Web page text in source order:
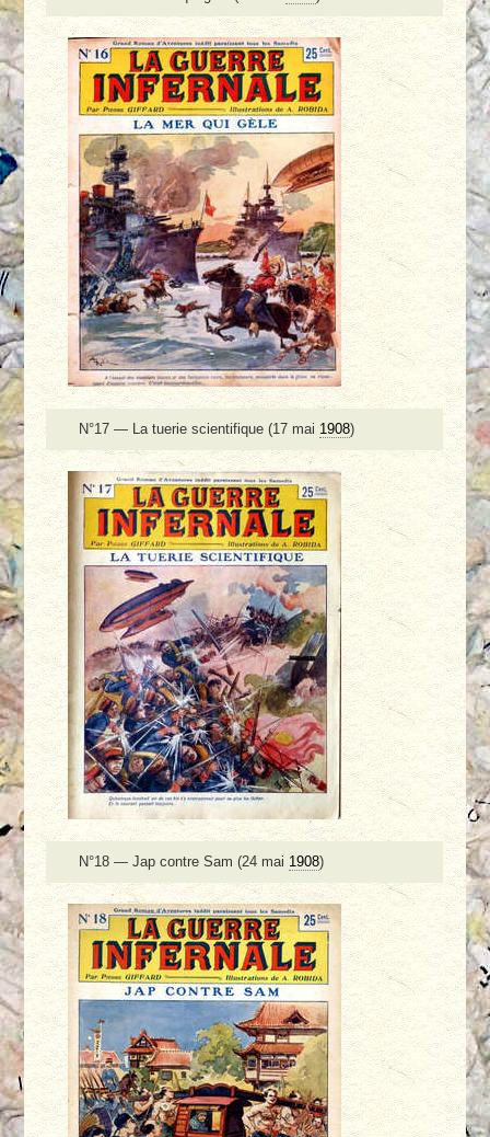
N°17 — La tuerie scientifique (17 mai 1908)
N°18 — Jap contre Sam (24 mai 1908)